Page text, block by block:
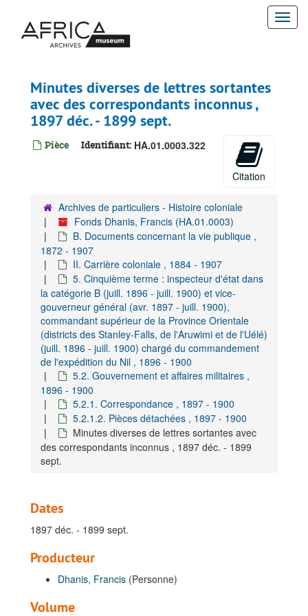
contenu
Minutes diverses de lettres sortantes
avec des correspondants inconnus ,
1897 déc. - 1899 sept.
Pièce Identifiant: HA.01.0003.322
Citation
Archives de particuliers - Histoire coloniale
Fonds Dhanis, Francis (HA.01.0003)
B. Documents concernant la vie publique ,
1872 - 1907
II. Carrière coloniale , 1884 - 1907
5. Cinquième terme : inspecteur d'état dans
la catégorie B (juill. 1896 - juill. 1900) et vice-
gouverneur général (avr. 1897 - juill. 1900),
commandant supérieur de la Province Orientale
(districts des Stanley-Falls, de l'Aruwimi et de l'Uélé)
(juill. 1896 - juill. 1900) chargé du commandement
de l'expédition du Nil , 1896 - 1900
5.2. Gouvernement et affaires militaires ,
1896 - 1900
5.2.1. Correspondance , 1897 - 1900
5.2.1.2. Pièces détachées , 1897 - 1900
Minutes diverses de lettres sortantes avec
des correspondants inconnus , 1897 déc. - 1899
sept.
Dates
1897 déc. - 1899 sept.
Producteur
Dhanis, Francis (Personne)
Volume